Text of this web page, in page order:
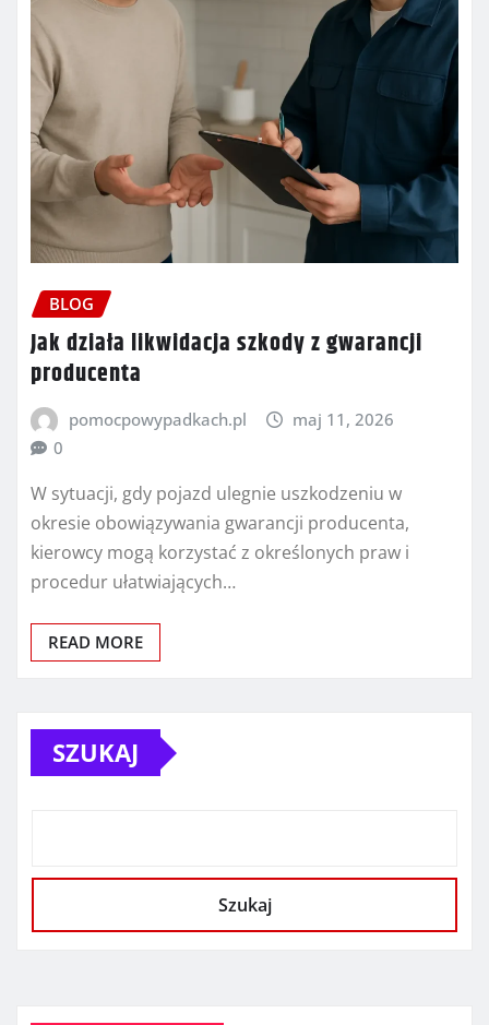
BLOG
Jak działa likwidacja szkody z gwarancji
producenta
pomocpowypadkach.pl
maj 11, 2026
0
W sytuacji, gdy pojazd ulegnie uszkodzeniu w
okresie obowiązywania gwarancji producenta,
kierowcy mogą korzystać z określonych praw i
procedur ułatwiających…
READ MORE
SZUKAJ
Szukaj